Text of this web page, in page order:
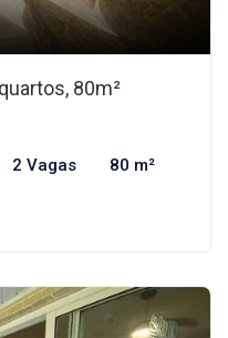
80m²
2 Vagas 80 m²